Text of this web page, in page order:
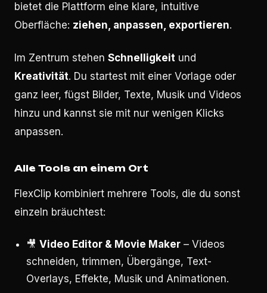
bietet die Plattform eine klare, intuitive
Oberfläche: ziehen, anpassen, exportieren.
Im Zentrum stehen Schnelligkeit und
Kreativität. Du startest mit einer Vorlage oder
ganz leer, fügst Bilder, Texte, Musik und Videos
hinzu und kannst sie mit nur wenigen Klicks
anpassen.
Alle Tools an einem Ort
FlexClip kombiniert mehrere Tools, die du sonst
einzeln bräuchtest:
🎥 Video Editor & Movie Maker – Videos
schneiden, trimmen, Übergänge, Text-
Overlays, Effekte, Musik und Animationen.